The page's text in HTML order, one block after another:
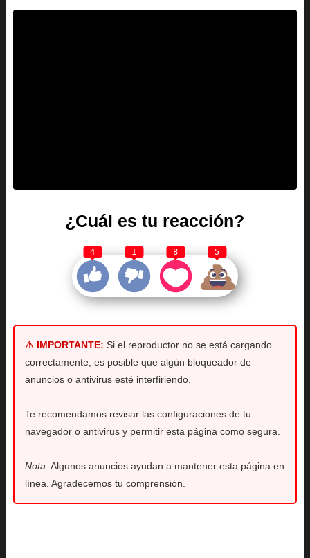
¿Cuál es tu reacción?
4 1 8 5
⚠ IMPORTANTE: Si el reproductor no se está cargando
correctamente, es posible que algún bloqueador de
anuncios o antivirus esté interfiriendo.
Te recomendamos revisar las configuraciones de tu
navegador o antivirus y permitir esta página como segura.
Nota:Algunos anuncios ayudan a mantener esta página en
línea. Agradecemos tu comprensión.